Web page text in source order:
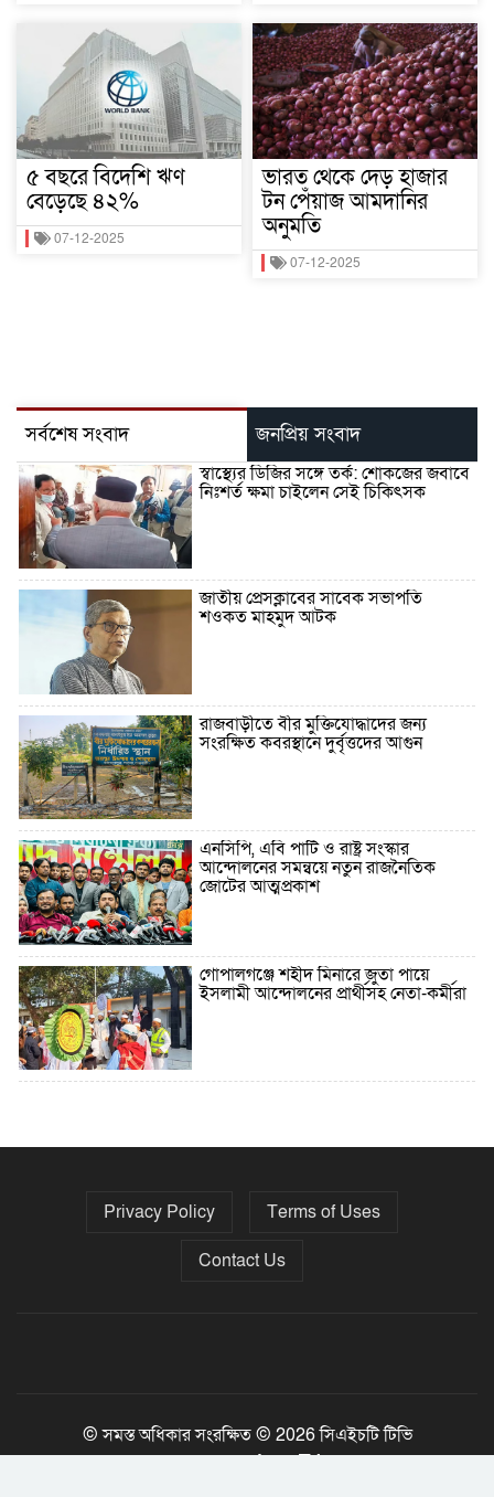
৫ বছরে বিদেশি ঋণ
বেড়েছে ৪২%
07-12-2025
ভারত থেকে দেড় হাজার
টন পেঁয়াজ আমদানির
অনুমতি
07-12-2025
সর্বশেষ সংবাদ জনপ্রিয় সংবাদ
স্বাস্থ্যের ডিজির সঙ্গে তর্ক: শোকজের জবাবে
নিঃশর্ত ক্ষমা চাইলেন সেই চিকিৎসক
জাতীয় প্রেসক্লাবের সাবেক সভাপতি
শওকত মাহমুদ আটক
রাজবাড়ীতে বীর মুক্তিযোদ্ধাদের জন্য
সংরক্ষিত কবরস্থানে দুর্বৃত্তদের আগুন
এনসিপি, এবি পার্টি ও রাষ্ট্র সংস্কার
আন্দোলনের সমন্বয়ে নতুন রাজনৈতিক
জোটের আত্মপ্রকাশ
গোপালগঞ্জে শহীদ মিনারে জুতা পায়ে
ইসলামী আন্দোলনের প্রার্থীসহ নেতা-কর্মীরা
নির্বাচনের তফসিল ৮-১৫ ডিসেম্বরের মধ্যে
Privacy Policy
Terms of Uses
Contact Us
© সমস্ত অধিকার সংরক্ষিত © 2026 সিএইচটি টিভি
Developed ByJony Tripura